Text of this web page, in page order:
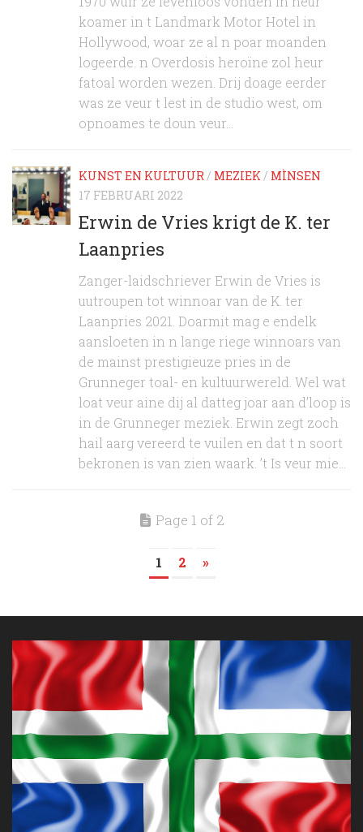
koamer in t Landmark Motor Hotel in
Hollywood, woar ze al n poar moanden
logeerde. n Overdosis heroïne zol heur
fatoal worden wezen. Drij doage eerder
was ze veur t lest in de studio west, om
opnoames te doun veur...
KUNST EN KULTUUR / MEZIEK / MÌNSEN
17 FEBRUARI 2022
Erwin de Vries krigt de K. ter
Laanpries
Zanger-laidschriever Erwin de Vries is
uutroupen tot winnoar van de K. ter
Laanpries 2021. Doarmit mag e endelk
aansloeten in n lange riege winnoars van
de mainst prestigieuze pries in de
Grunneger toal- en kultuurwereld. Wel wat
loat veur aine dij al datteg joar aan d’loop is
in de Grunneger meziek. Erwin zegt zoch
hail aarg vereerd te vuilen en dat t n soort
bekronen is van zien waark. ’t Is veur mie...
Page 1 of 2
1 2 »